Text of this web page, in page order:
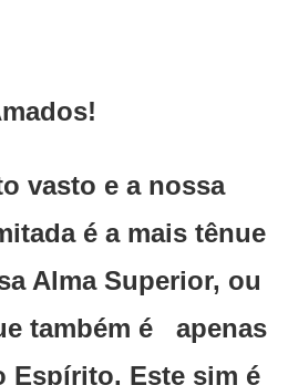
vasto e a nossa
é a mais tênue
Alma Superior, ou
também é apenas
Espírito. Este sim é